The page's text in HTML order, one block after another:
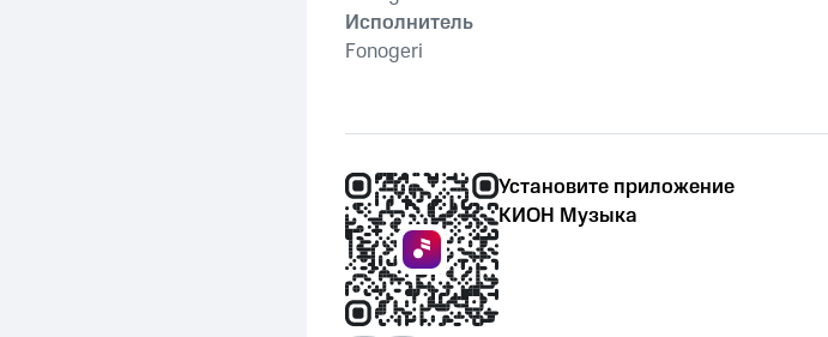
Исполнитель
Fonogeri
Установите приложение
КИОН Музыка